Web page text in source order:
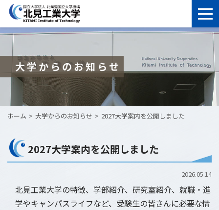
大学からのお知らせ
ホーム 大学からのお知らせ 2027大学案内を公開しました
2027大学案内を公開しました
2026.05.14
北見工業大学の特徴、学部紹介、研究室紹介、就職・進
学やキャンパスライフなど、受験生の皆さんに必要な情